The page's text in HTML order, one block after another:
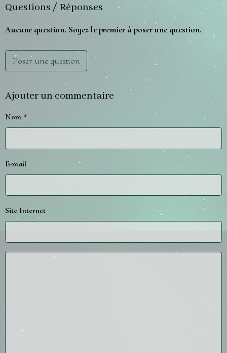
Questions / Réponses
Aucune question. Soyez le premier à poser une question.
Poser une question
Ajouter un commentaire
Nom
E-mail
Site Internet